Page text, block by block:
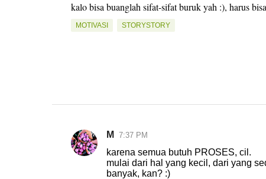
kalo bisa buanglah sifat-sifat buruk yah :), harus
MOTIVASI STORYSTORY
K
M 7:37 PM
karena semua butuh PROSES, cil.
mulai dari hal yang kecil, dari yang
banyak, kan? :)